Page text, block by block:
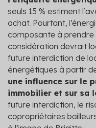
seuls 15 % estiment
achat. Pourtant,
composante à
considération devrait
future interdiction de
énergétiques à partir
une influence sur le
immobilier et sur sa
future interdiction, le
copropriétaires